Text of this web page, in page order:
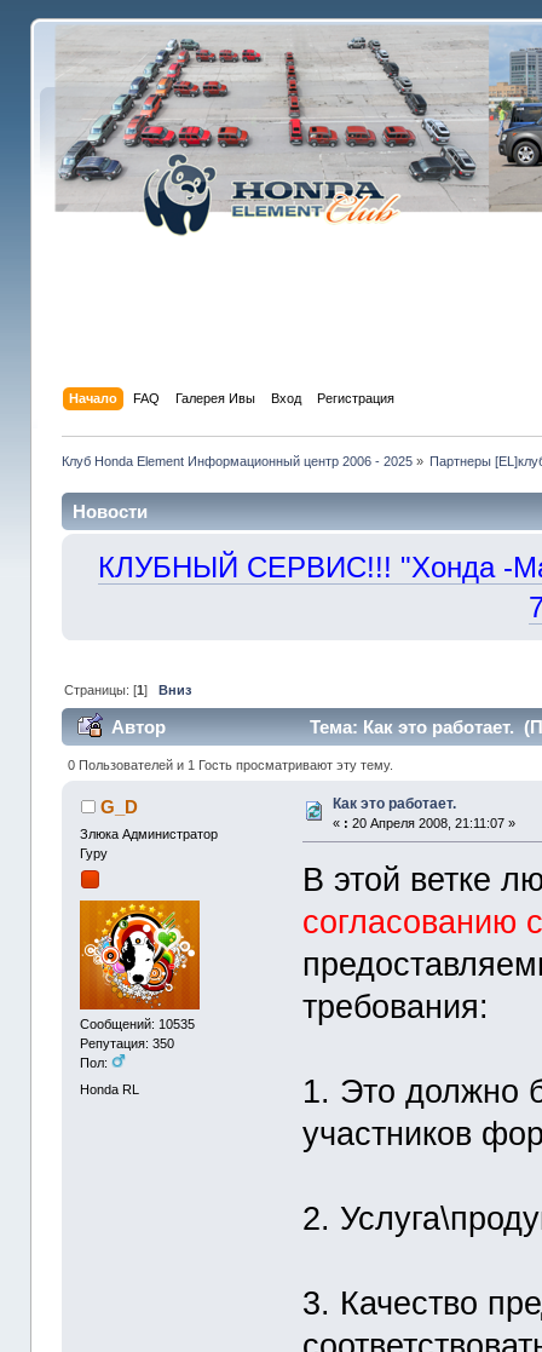
Начало FAQ Галерея Ивы Вход Регистрация
Клуб Honda Element Информационный центр 2006 - 2025» Партнеры
Новости
КЛУБНЫЙ СЕРВИС!!! "Хонда -
Страницы: [1] Вниз
Автор Тема: Как это работает.
0 Пользователей и 1 Гость просматривают эту тему.
G_D
Злюка Администратор
Гуру
Сообщений: 10535
Репутация: 350
Пол:
Honda RL
Как это работает.
« : 20 Апреля 2008, 21:11:07 »
В этой ветке
согласованию
требования:
1. Это должно
участников
2.
3. Качество